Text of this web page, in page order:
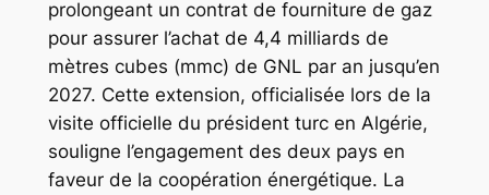
prolongeant un contrat de fourniture de gaz
pour assurer l’achat de 4,4 milliards de
mètres cubes (mmc) de GNL par an jusqu’en
2027. Cette extension, officialisée lors de la
visite officielle du président turc en Algérie,
souligne l’engagement des deux pays en
faveur de la coopération énergétique. La